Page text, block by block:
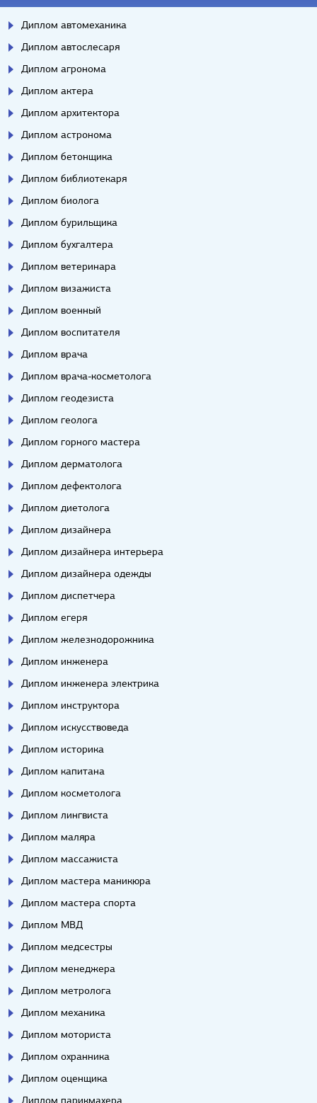
Диплом автомеханика
Диплом автослесаря
Диплом агронома
Диплом актера
Диплом архитектора
Диплом астронома
Диплом бетонщика
Диплом библиотекаря
Диплом биолога
Диплом бурильщика
Диплом бухгалтера
Диплом ветеринара
Диплом визажиста
Диплом военный
Диплом воспитателя
Диплом врача
Диплом врача-косметолога
Диплом геодезиста
Диплом геолога
Диплом горного мастера
Диплом дерматолога
Диплом дефектолога
Диплом диетолога
Диплом дизайнера
Диплом дизайнера интерьера
Диплом дизайнера одежды
Диплом диспетчера
Диплом егеря
Диплом железнодорожника
Диплом инженера
Диплом инженера электрика
Диплом инструктора
Диплом искусствоведа
Диплом историка
Диплом капитана
Диплом косметолога
Диплом лингвиста
Диплом маляра
Диплом массажиста
Диплом мастера маникюра
Диплом мастера спорта
Диплом МВД
Диплом медсестры
Диплом менеджера
Диплом метролога
Диплом механика
Диплом моториста
Диплом охранника
Диплом оценщика
Диплом парикмахера